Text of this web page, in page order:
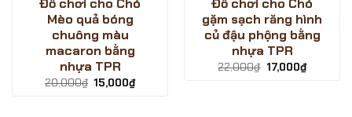
Đồ chơi cho Chó
Mèo quả bóng
chuông màu
macaron bằng
nhựa TPR
20,000₫ Giá
gốc
15,000₫Giá
Đồ chơi cho Chó
gặm sạch răng hình
củ đậu phộng bằng
nhựa TPR
22,000₫ Giá
gốc
17,000₫Giá
hiện